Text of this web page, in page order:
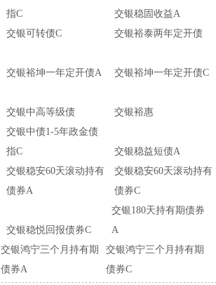
指C
交银稳固收益A
交银可转债C 交银裕泰两年定开债
交银裕坤一年定开债A 交银裕坤一年定开债C
交银中高等级债 交银裕惠
交银中债1-5年政金债
指C
交银稳益短债A
交银稳安60天滚动持有
债券A
交银稳安60天滚动持有
债券C
交银稳悦回报债券C
交银180天持有期债券
A
交银鸿宁三个月持有期
债券A
交银鸿宁三个月持有期
债券C